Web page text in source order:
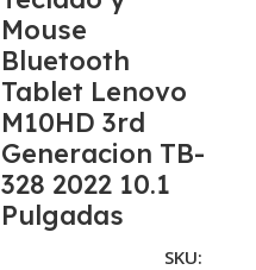
Mouse
Bluetooth
Tablet Lenovo
M10HD 3rd
Generacion TB-
328 2022 10.1
Pulgadas
SKU: